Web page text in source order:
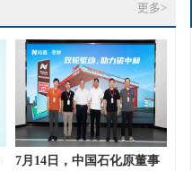
更多>
7月14日，中国石化原董事